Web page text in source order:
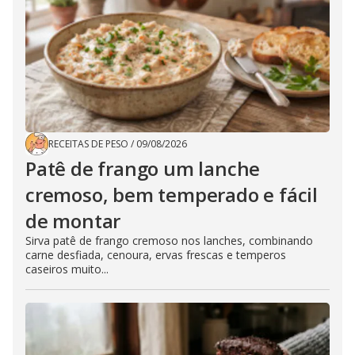
RECEITAS DE PESO / 09/08/2026
Patê de frango um lanche
cremoso, bem temperado e fácil
de montar
Sirva patê de frango cremoso nos lanches, combinando
carne desfiada, cenoura, ervas frescas e temperos
caseiros muito...